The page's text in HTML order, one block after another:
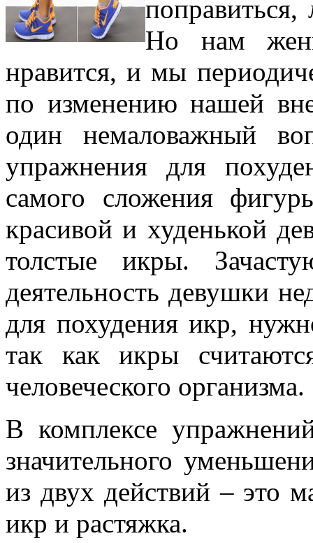
Но нам
нравится, и мы
по изменению нашей
один немаловажный
упражнения для
самого сложения
красивой и худенькой
толстые икры.
деятельность девушки
для похудения икр,
так как икры
человеческого организма.
В комплексе
значительного
из двух действий – это
икр и растяжка.